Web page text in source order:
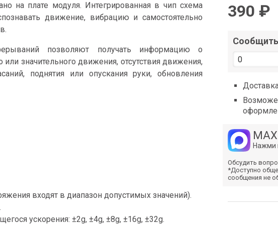
390 ₽
Сообщить
MAX
Нажми
Обсудить
*Доступно
сообщения не
на плате модуля. Интегрированная в чип схема
движение, вибрацию и самостоятельно
позволяют получать информацию о
значительного движения, отсутствия движения,
поднятия или опускания руки, обновления
входят в диапазон допустимых значений).
ускорения: ±2g, ±4g, ±8g, ±16g, ±32g.